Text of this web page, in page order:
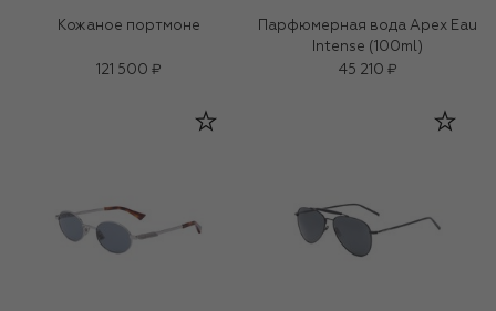
Кожаное портмоне
121 500 ₽
Парфюмерная вода Apex Eau
Intense (100ml)
45 210 ₽